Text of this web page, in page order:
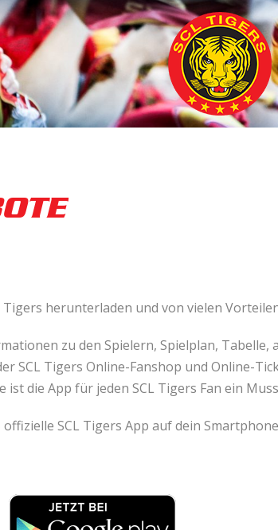
Tigers herunterladen und von vielen
zu den Spielern, Spielplan,
SCL Tigers Online-Fanshop und Online-
ist die App für jeden SCL Tigers Fan ein
SCL Tigers App auf dein